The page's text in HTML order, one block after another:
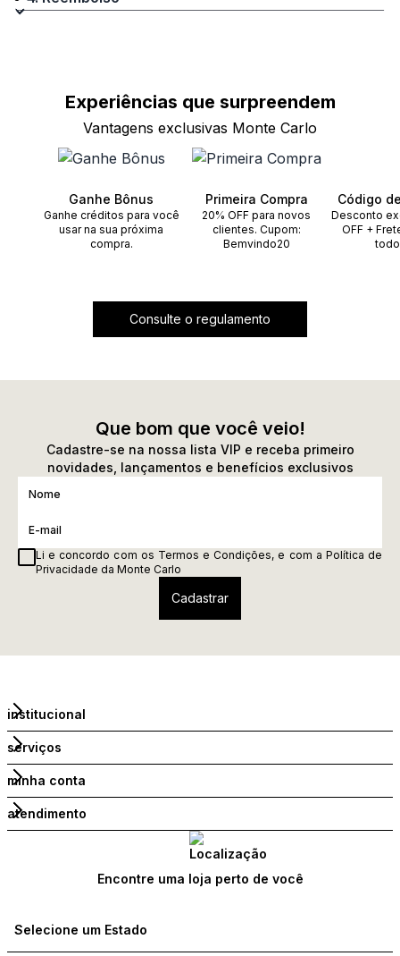
Experiências que surpreendem
Vantagens exclusivas Monte Carlo
Ganhe Bônus
Ganhe créditos para você
usar na sua próxima
compra.
Primeira Compra
20% OFF para novos
clientes. Cupom:
Bemvindo20
Código
Desconto
OFF +
Consulte o regulamento
Que bom que você veio!
Cadastre-se na nossa lista VIP e receba primeiro
novidades, lançamentos e benefícios exclusivos
Li e concordo com os Termos e Condições, e com a Política de
Privacidade da Monte Carlo
institucional
serviços
minha conta
atendimento
Encontre uma loja perto de você